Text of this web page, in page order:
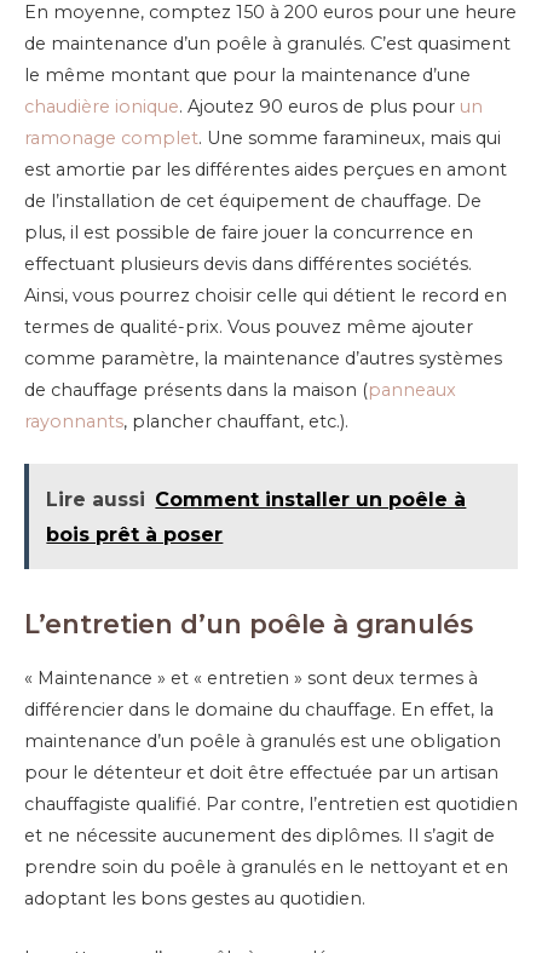
En moyenne, comptez 150 à 200 euros pour une heure
de maintenance d’un poêle à granulés. C’est quasiment
le même montant que pour la maintenance d’une
chaudière ionique. Ajoutez 90 euros de plus pour un
ramonage complet. Une somme faramineux, mais qui
est amortie par les différentes aides perçues en amont
de l’installation de cet équipement de chauffage. De
plus, il est possible de faire jouer la concurrence en
effectuant plusieurs devis dans différentes sociétés.
Ainsi, vous pourrez choisir celle qui détient le record en
termes de qualité-prix. Vous pouvez même ajouter
comme paramètre, la maintenance d’autres systèmes
de chauffage présents dans la maison (panneaux
rayonnants, plancher chauffant, etc.).
Lire aussi Comment installer un poêle à
bois prêt à poser
L’entretien d’un poêle à granulés
« Maintenance » et « entretien » sont deux termes à
différencier dans le domaine du chauffage. En effet, la
maintenance d’un poêle à granulés est une obligation
pour le détenteur et doit être effectuée par un artisan
chauffagiste qualifié. Par contre, l’entretien est quotidien
et ne nécessite aucunement des diplômes. Il s’agit de
prendre soin du poêle à granulés en le nettoyant et en
adoptant les bons gestes au quotidien.